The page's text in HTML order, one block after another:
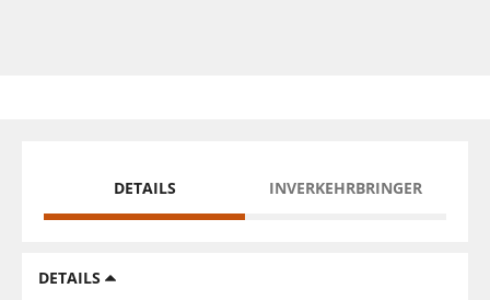
DETAILS INVERKEHRBRINGER
DETAILS